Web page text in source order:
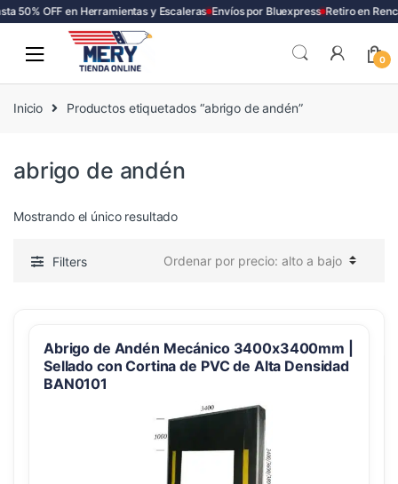
50% OFF en Herramientas y Escaleras Envíos por Bluexpress Retiro en
0
Inicio Productos etiquetados “abrigo de andén”
abrigo de andén
Mostrando el único resultado
Filters
Abrigo de Andén Mecánico 3400x3400mm |
Sellado con Cortina de PVC de Alta Densidad
BAN0101